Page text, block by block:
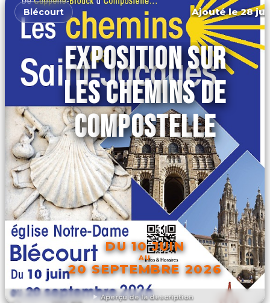
Aperçu de la description
Blécourt Ajouté le 28
EXPOSITION SUR
LES CHEMINS DE
COMPOSTELLE
DU 10 JUIN
AU
20 SEPTEMBRE 2026